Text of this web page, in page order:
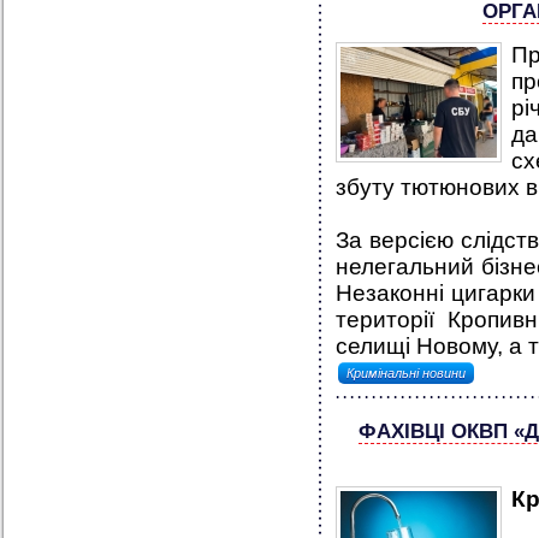
збуту тютюнових
За версією
нелегальний
Незаконні
території
селищі Новому, а
Кримінальні новини
ФАХІВЦІ ОКВП